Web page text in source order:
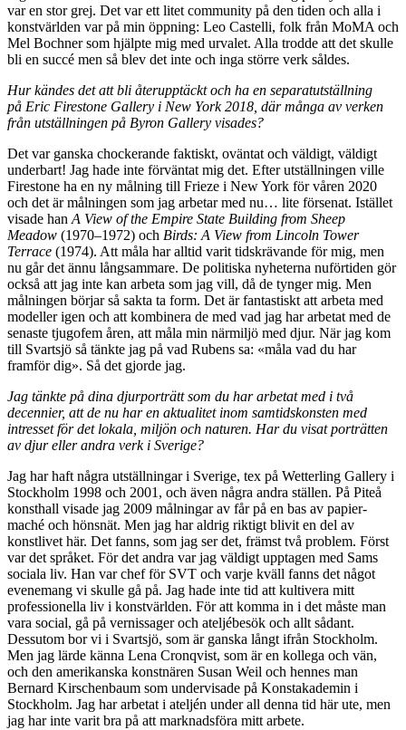
var en stor grej. Det var ett litet community på den tiden och alla i
konstvärlden var på min öppning: Leo Castelli, folk från MoMA och
Mel Bochner som hjälpte mig med urvalet. Alla trodde att det skulle
bli en succé men så blev det inte och inga större verk såldes.
Hur kändes det att bli återupptäckt och ha en separatutställning
på Eric Firestone Gallery i New York 2018, där många av verken
från utställningen på Byron Gallery visades?
Det var ganska chockerande faktiskt, oväntat och väldigt, väldigt
underbart! Jag hade inte förväntat mig det. Efter utställningen ville
Firestone ha en ny målning till Frieze i New York för våren 2020
och det är målningen som jag arbetar med nu… lite försenat. Istället
visade han A View of the Empire State Building from Sheep
Meadow (1970–1972) och Birds: A View from Lincoln Tower
Terrace (1974). Att måla har alltid varit tidskrävande för mig, men
nu går det ännu långsammare. De politiska nyheterna nuförtiden gör
också att jag inte kan arbeta som jag vill, då de tynger mig. Men
målningen börjar så sakta ta form. Det är fantastiskt att arbeta med
modeller igen och att kombinera de med vad jag har arbetat med de
senaste tjugofem åren, att måla min närmiljö med djur. När jag kom
till Svartsjö så tänkte jag på vad Rubens sa: «måla vad du har
framför dig». Så det gjorde jag.
Jag tänkte på dina djurporträtt som du har arbetat med i två
decennier, att de nu har en aktualitet inom samtidskonsten med
intresset för det lokala, miljön och naturen. Har du visat porträtten
av djur eller andra verk i Sverige?
Jag har haft några utställningar i Sverige, tex på Wetterling Gallery i
Stockholm 1998 och 2001, och även några andra ställen. På Piteå
konsthall visade jag 2009 målningar av får på en bas av papier-
maché och hönsnät. Men jag har aldrig riktigt blivit en del av
konstlivet här. Det fanns, som jag ser det, främst två problem. Först
var det språket. För det andra var jag väldigt upptagen med Sams
sociala liv. Han var chef för SVT och varje kväll fanns det något
evenemang vi skulle gå på. Jag hade inte tid att kultivera mitt
professionella liv i konstvärlden. För att komma in i det måste man
vara social, gå på vernissager och ateljébesök och allt sådant.
Dessutom bor vi i Svartsjö, som är ganska långt ifrån Stockholm.
Men jag lärde känna Lena Cronqvist, som är en kollega och vän,
och den amerikanska konstnären Susan Weil och hennes man
Bernard Kirschenbaum som undervisade på Konstakademin i
Stockholm. Jag har arbetat i ateljén under all denna tid här ute, men
jag har inte varit bra på att marknadsföra mitt arbete.